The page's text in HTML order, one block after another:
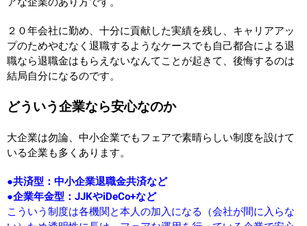
２０年会社に勤め、 十分に貢献した実績を残し、キャリアアッ
プのためやむなく退職するようなケースでも自己都合による退
職なら退職金はもらえないなんてことが起きて、後悔するのは
結局自分になるのです。
どういう企業なら安心なのか
大企業は勿論、中小企業でもフェアで素晴らしい制度を設けて
いる企業も多くあります。
●共済型：中小企業退職金共済など
●企業年金型：JJKやiDeCo+など
こういう制度は各機関と本人の加入になる（会社が間に入らな